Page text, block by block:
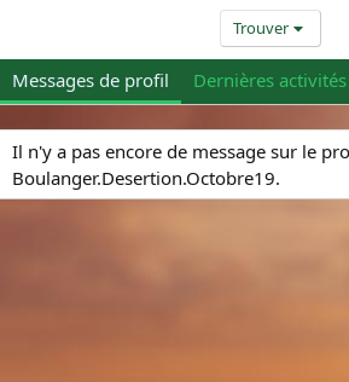
Trouver
Messages de profil Dernières activités
Il n'y a pas encore de message sur le
Boulanger.Desertion.Octobre19.